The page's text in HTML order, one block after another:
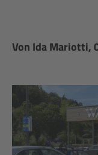
Von Ida Mariotti,